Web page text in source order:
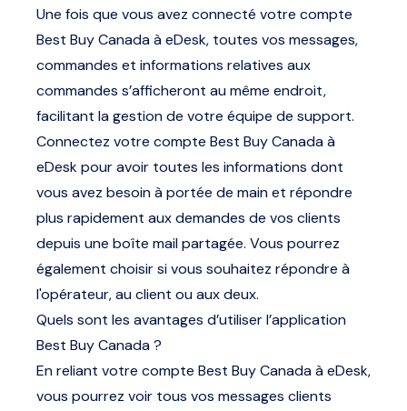
Une fois que vous avez connecté votre compte
Best Buy Canada à eDesk, toutes vos messages,
commandes et informations relatives aux
commandes s’afficheront au même endroit,
facilitant la gestion de votre équipe de support.
Connectez votre compte Best Buy Canada à
eDesk pour avoir toutes les informations dont
vous avez besoin à portée de main et répondre
plus rapidement aux demandes de vos clients
depuis une boîte mail partagée. Vous pourrez
également choisir si vous souhaitez répondre à
l'opérateur, au client ou aux deux.
Quels sont les avantages d’utiliser l’application
Best Buy Canada ?
En reliant votre compte Best Buy Canada à eDesk,
vous pourrez voir tous vos messages clients